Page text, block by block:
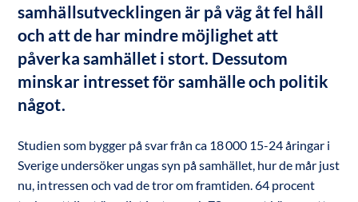
samhällsutvecklingen är på väg åt fel håll
och att de har mindre möjlighet att
påverka samhället i stort. Dessutom
minskar intresset för samhälle och politik
något.
Studien som bygger på svar från ca 18 000 15-24 åringar i
Sverige undersöker ungas syn på samhället, hur de mår just
nu, intressen och vad de tror om framtiden. 64 procent